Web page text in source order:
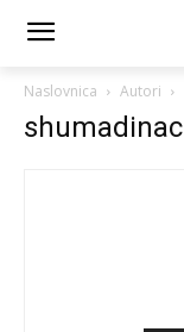
Naslovnica Autori
shumadinac